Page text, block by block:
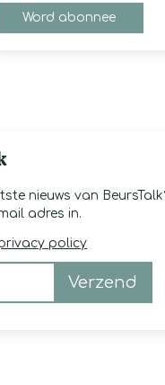
Word abonnee
nieuws van
adres in.
policy
Verzend